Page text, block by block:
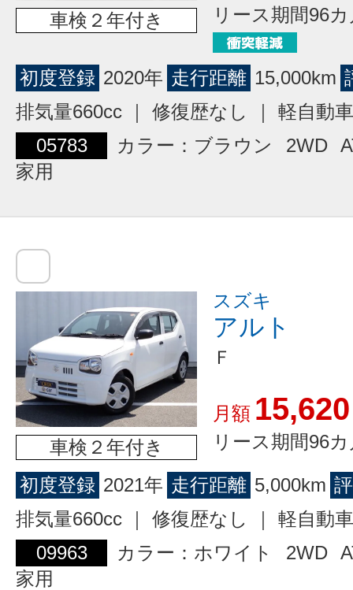
車検２年付き リース期間96
初度登録 2020年 走行距離 15,000km
排気量660cc ｜ 修復歴なし ｜ 軽自動車
05783
カラー：ブラウン 2WD
家用
車検２年付き
スズキ
アルト
Ｆ
月額 15,620
リース期間96
初度登録 2021年 走行距離 5,000km
排気量660cc ｜ 修復歴なし ｜ 軽自動車
09963
カラー：ホワイト 2WD
家用